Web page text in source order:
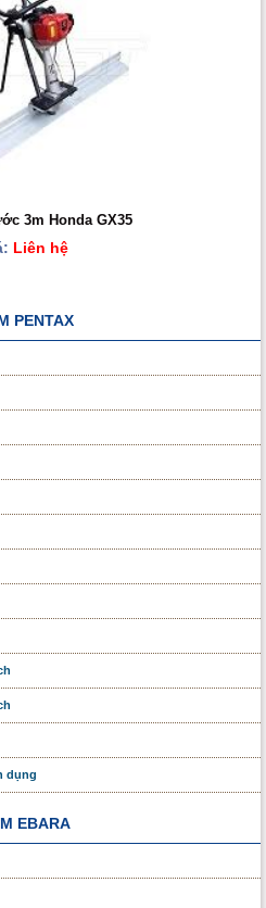
3m Honda GX35
Liên hệ
PENTAX
dụng
EBARA